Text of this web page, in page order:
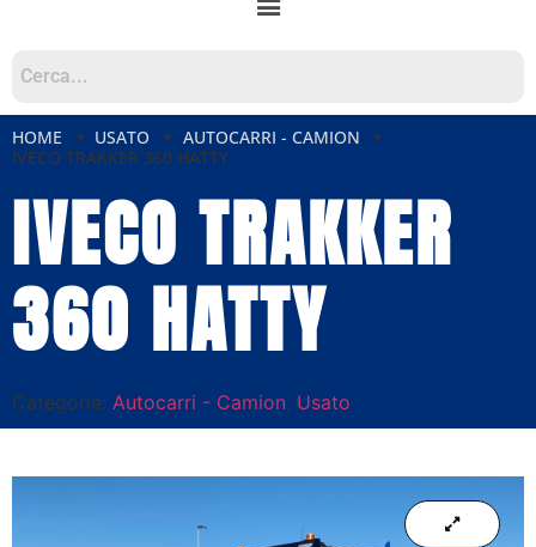
HOME USATO
AUTOCARRI - CAMION
IVECO TRAKKER 360 HATTY
IVECO TRAKKER
360 HATTY
Categorie: Autocarri - Camion, Usato